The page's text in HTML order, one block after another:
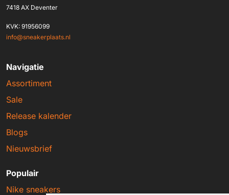
7418 AX Deventer
KVK: 91956099
info@sneakerplaats.nl
Navigatie
Assortiment
Sale
Release kalender
Blogs
Nieuwsbrief
Populair
Nike sneakers